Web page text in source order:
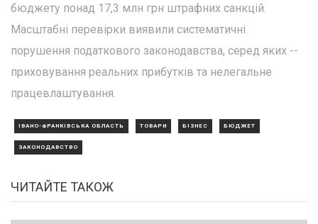
бюджету понад 17,3 млн грн штрафних санкцій.
Масштабні перевірки виявили систематичні
порушення податкового законодавства, серед яких --
приховування реальних прибутків та нелегальне
працевлаштування.
ІВАНО-ФРАНКІВСЬКА ОБЛАСТЬ ТОВАРИ БІЗНЕС БЮДЖЕТ
ЗАКОНОДАВСТВО
ЧИТАЙТЕ ТАКОЖ